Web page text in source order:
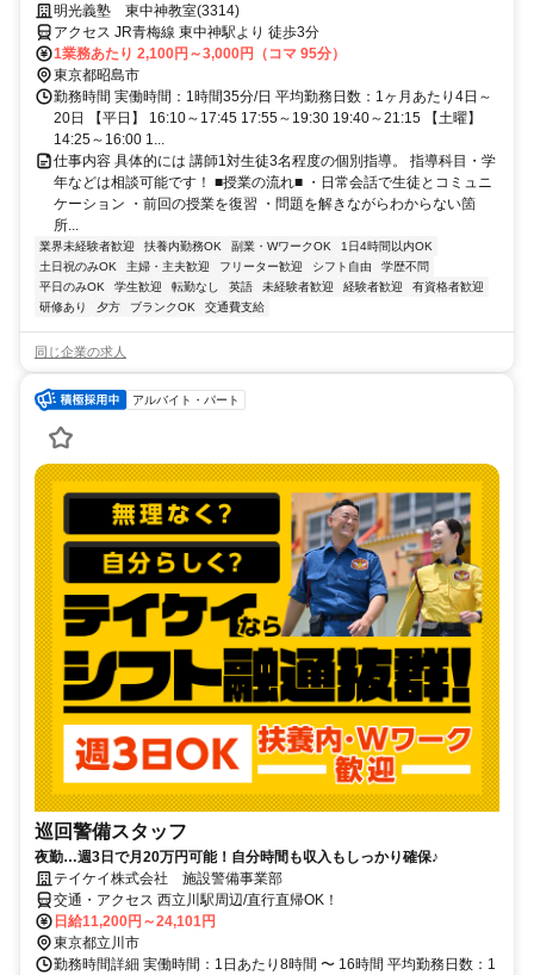
ト自由）
明光義塾 東中神教室(3314)
アクセス JR青梅線 東中神駅より 徒歩3分
1業務あたり 2,100円～3,000円（コマ 95分）
東京都昭島市
勤務時間 実働時間：1時間35分/日 平均勤務日数：1ヶ月あたり4日～
20日 【平日】 16:10～17:45 17:55～19:30 19:40～21:15 【土曜】
14:25～16:00 1...
仕事内容 具体的には 講師1対生徒3名程度の個別指導。 指導科目・学
年などは相談可能です！ ■授業の流れ■ ・日常会話で生徒とコミュニ
ケーション ・前回の授業を復習 ・問題を解きながらわからない箇
所...
業界未経験者歓迎 扶養内勤務OK 副業・WワークOK
1日4時間以内OK
土日祝のみOK
主婦・主夫歓迎 フリーター歓迎 シフト自由
学歴不問
平日のみOK
学生歓迎 転勤なし 英語 未経験者歓迎 経験者歓迎
有資格者歓迎
研修あり
夕方 ブランクOK 交通費支給
同じ企業の求人
アルバイト・パート
巡回警備スタッフ
夜勤…週3日で月20万円可能！自分時間も収入もしっかり確保♪
テイケイ株式会社 施設警備事業部
交通・アクセス 西立川駅周辺/直行直帰OK！
日給11,200円～24,101円
東京都立川市
勤務時間詳細 実働時間：1日あたり8時間 〜 16時間 平均勤務日数：1